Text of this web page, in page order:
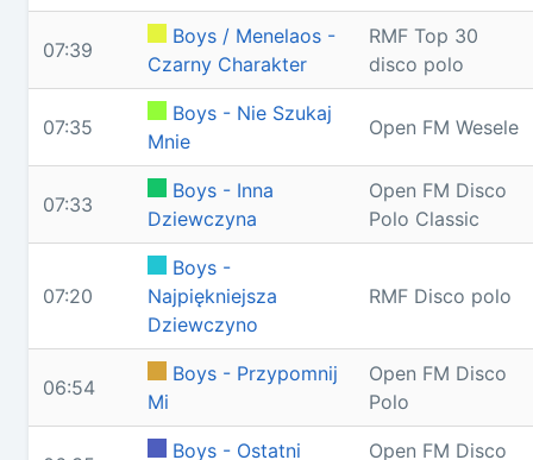
07:39
Boys / Menelaos -
Czarny Charakter
RMF Top 30
disco polo
07:35
Boys - Nie Szukaj
Mnie
Open FM Wesele
07:33
Boys - Inna
Dziewczyna
Open FM Disco
Polo Classic
07:20
Boys -
Najpiękniejsza
Dziewczyno
RMF Disco polo
06:54
Boys - Przypomnij
Mi
Open FM Disco
Polo
Boys - Ostatni
Open FM Disco